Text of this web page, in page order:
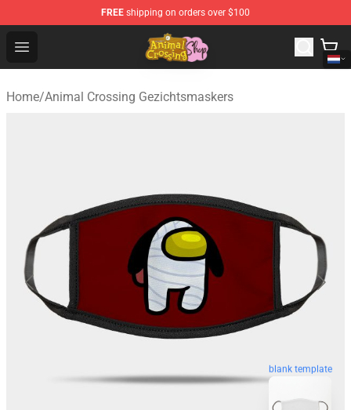
FREE shipping on orders over $100
Open menu
Animal Crossing Shop - Official Animal Crossing
Home/Animal Crossing Gezichtsmaskers
blank template